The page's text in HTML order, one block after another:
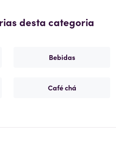
desta categoria
Bebidas
Café chá